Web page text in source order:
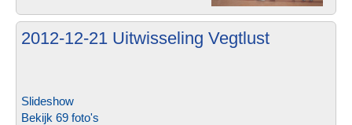
2012-12-21 Uitwisseling Vegtlust
Slideshow
Bekijk 69 foto's